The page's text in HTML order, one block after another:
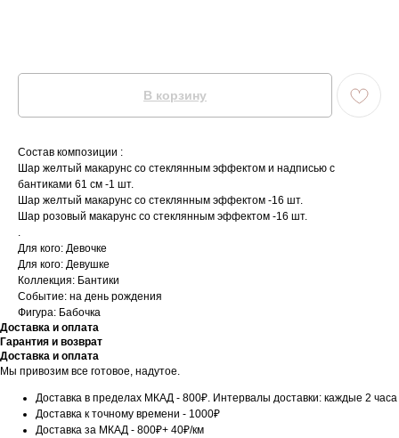
В корзину
Состав композиции :
Шар желтый макарунс со стеклянным эффектом и надписью с
бантиками 61 см -1 шт.
Шар желтый макарунс со стеклянным эффектом -16 шт.
Шар розовый макарунс со стеклянным эффектом -16 шт.
.
Для кого: Девочке
Для кого: Девушке
Коллекция: Бантики
Событие: на день рождения
Фигура: Бабочка
Доставка и оплата
Гарантия и возврат
Доставка и оплата
Мы привозим все готовое, надутое.
Доставка в пределах МКАД - 800₽. Интервалы доставки: каждые 2 часа
Доставка к точному времени - 1000₽
Доставка за МКАД - 800₽+ 40₽/км